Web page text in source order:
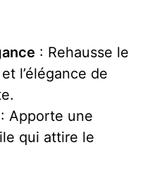
: Rehausse le
l’élégance de
: Apporte une
qui attire le